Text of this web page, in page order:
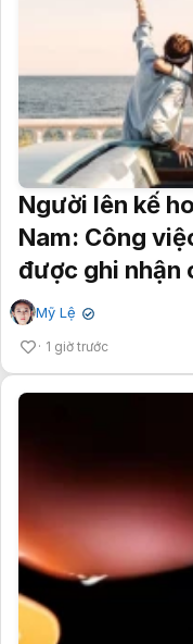
Người lên kế
Nam: Công
được ghi nhận
Mỹ Lệ ✔
1 giờ trước